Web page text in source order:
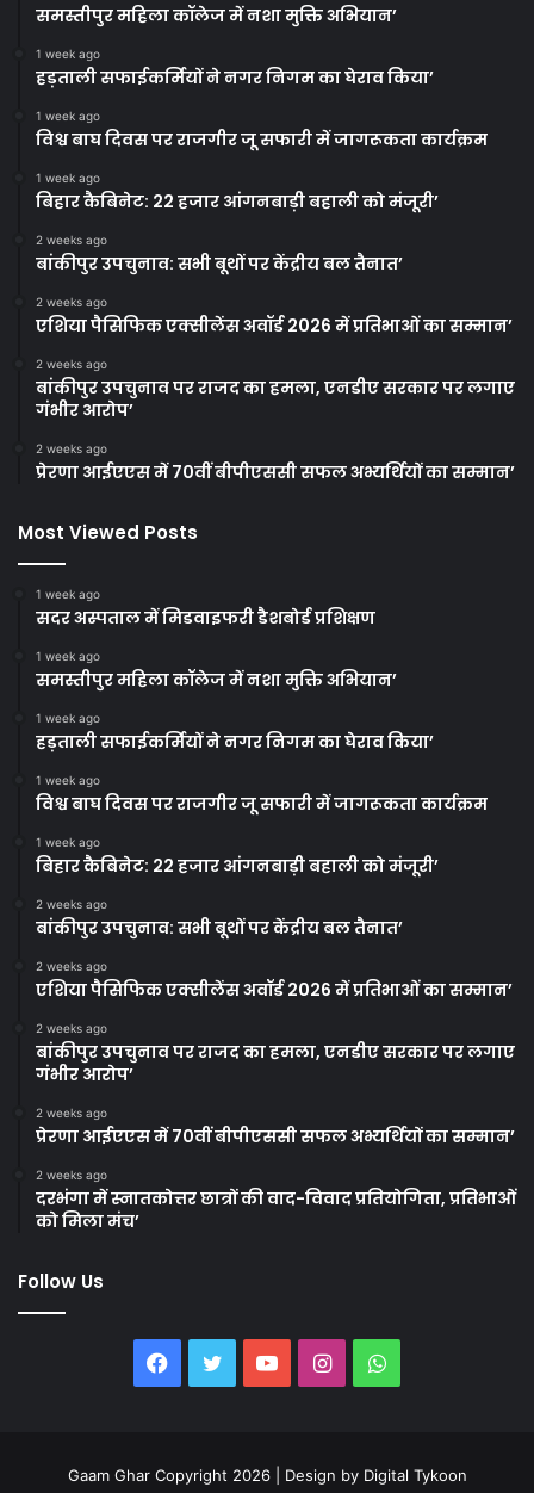
समस्तीपुर महिला कॉलेज में नशा मुक्ति अभियान’
1 week ago
हड़ताली सफाईकर्मियों ने नगर निगम का घेराव किया’
1 week ago
विश्व बाघ दिवस पर राजगीर जू सफारी में जागरूकता कार्यक्रम
1 week ago
बिहार कैबिनेट: 22 हजार आंगनबाड़ी बहाली को मंजूरी’
2 weeks ago
बांकीपुर उपचुनाव: सभी बूथों पर केंद्रीय बल तैनात’
2 weeks ago
एशिया पैसिफिक एक्सीलेंस अवॉर्ड 2026 में प्रतिभाओं का सम्मान’
2 weeks ago
बांकीपुर उपचुनाव पर राजद का हमला, एनडीए सरकार पर लगाए
गंभीर आरोप’
2 weeks ago
प्रेरणा आईएएस में 70वीं बीपीएससी सफल अभ्यर्थियों का सम्मान’
Most Viewed Posts
1 week ago
सदर अस्पताल में मिडवाइफरी डैशबोर्ड प्रशिक्षण
1 week ago
समस्तीपुर महिला कॉलेज में नशा मुक्ति अभियान’
1 week ago
हड़ताली सफाईकर्मियों ने नगर निगम का घेराव किया’
1 week ago
विश्व बाघ दिवस पर राजगीर जू सफारी में जागरूकता कार्यक्रम
1 week ago
बिहार कैबिनेट: 22 हजार आंगनबाड़ी बहाली को मंजूरी’
2 weeks ago
बांकीपुर उपचुनाव: सभी बूथों पर केंद्रीय बल तैनात’
2 weeks ago
एशिया पैसिफिक एक्सीलेंस अवॉर्ड 2026 में प्रतिभाओं का सम्मान’
2 weeks ago
बांकीपुर उपचुनाव पर राजद का हमला, एनडीए सरकार पर लगाए
गंभीर आरोप’
2 weeks ago
प्रेरणा आईएएस में 70वीं बीपीएससी सफल अभ्यर्थियों का सम्मान’
2 weeks ago
दरभंगा में स्नातकोत्तर छात्रों की वाद-विवाद प्रतियोगिता, प्रतिभाओं
को मिला मंच’
Follow Us
Facebook
TwitterYouTubeInstagramWhatsApp
Gaam Ghar Copyright 2026 | Design by Digital Tykoon